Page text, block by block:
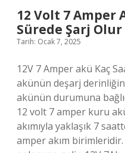
12 Volt 7 Amper
Sürede Şarj Olur
Tarih: Ocak 7, 2025
12V 7 Amper akü Kaç
akünün deşarj
akünün durumuna
12 volt 7 amper kuru
akımıyla yaklaşık 7
amper akım